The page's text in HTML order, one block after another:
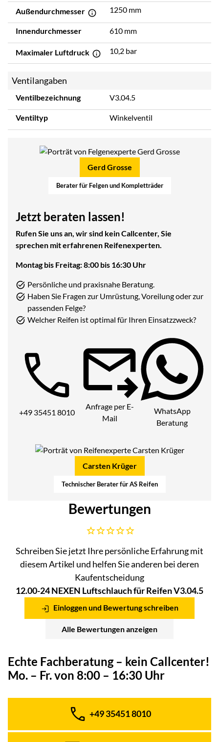
Außendurchmesser 1250 mm
Innendurchmesser 610 mm
Maximaler Luftdruck 10,2 bar
Ventilangaben
Ventilbezeichnung V3.04.5
Ventiltyp Winkelventil
Gerd Grosse
Berater für Felgen und Kompletträder
Jetzt beraten lassen!
Rufen Sie uns an, wir sind kein Callcenter, Sie
sprechen mit erfahrenen Reifenexperten.
Montag bis Freitag: 8:00 bis 16:30 Uhr
Persönliche und praxisnahe Beratung.
Haben Sie Fragen zur Umrüstung, Voreilung oder zur
passenden Felge?
Welcher Reifen ist optimal für Ihren Einsatzzweck?
Telefon:
+49 35451 8010
Anfrage per E-
Mail
WhatsApp
Beratung
Carsten Krüger
Technischer Berater für AS Reifen
Bewertungen
Noch keine Bewertungen abgegeben
Schreiben Sie jetzt Ihre persönliche Erfahrung mit
diesem Artikel und helfen Sie anderen bei deren
Kaufentscheidung
12.00-24 NEXEN Luftschlauch für Reifen V3.04.5
Einloggen und Bewertung schreiben
Alle Bewertungen anzeigen
Echte Fachberatung – kein Callcenter!
Mo. – Fr. von 8:00 – 16:30 Uhr
Telefon:
+49 35451 8010